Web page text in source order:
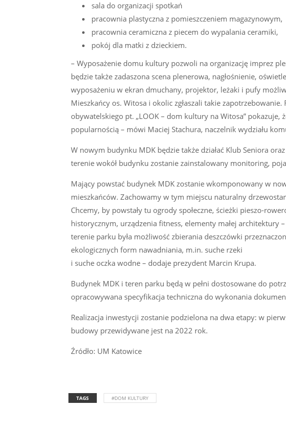
sala do organizacji spotkań
pracownia plastyczna z pomieszczeniem magazynowym,
pracownia ceramiczna z piecem do wypalania ceramiki,
pokój dla matki z dzieckiem.
– Wyposażenie domu kultury pozwoli na organizację imprez
będzie także zadaszona scena plenerowa, nagłośnienie,
wyposażeniu w ekran dmuchany, projektor, leżaki i pufy
Mieszkańcy os. Witosa i okolic zgłaszali takie
obywatelskiego pt. „LOOK – dom kultury na Witosa” pokazuje,
popularnością – mówi Maciej Stachura, naczelnik wydziału
W nowym budynku MDK będzie także działać Klub Seniora
terenie wokół budynku zostanie zainstalowany monitoring,
Mający powstać budynek MDK zostanie wkomponowany w
mieszkańców. Zachowamy w tym miejscu naturalny
Chcemy, by powstały tu ogrody społeczne, ścieżki pieszo-
historycznym, urządzenia fitness, elementy małej architektury
terenie parku była możliwość zbierania deszczówki
ekologicznych form nawadniania, m.in. suche rzeki
i suche oczka wodne – dodaje prezydent Marcin Krupa.
Budynek MDK i teren parku będą w pełni dostosowane do
opracowywana specyfikacja techniczna do wykonania
Realizacja inwestycji zostanie podzielona na dwa etapy: w
budowy przewidywane jest na 2022 rok.
Źródło: UM Katowice
TAGS #DOM KULTURY